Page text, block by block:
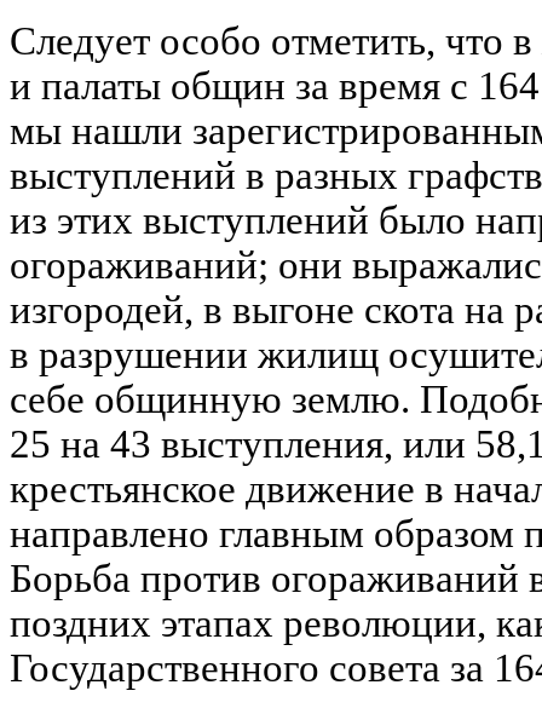
Следует особо отметить, что
и палаты общин за время с
мы нашли
выступлений в разных
из этих выступлений было
огораживаний; они
изгородей, в выгоне скота на
в разрушении жилищ
себе общинную землю.
25 на 43 выступления, или
крестьянское движение в
направлено главным образом
Борьба против огораживаний
поздних этапах революции,
Государственного совета за